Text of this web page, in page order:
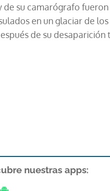
de su camarógrafo
en un glaciar de los
de su desaparición
nuestras apps: